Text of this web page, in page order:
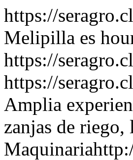
https://
Melipilla es
https://
https://
Amplia
zanjas de riego,
Maquinaria